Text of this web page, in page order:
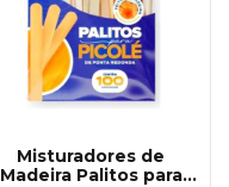
Misturadores de
Madeira Palitos para